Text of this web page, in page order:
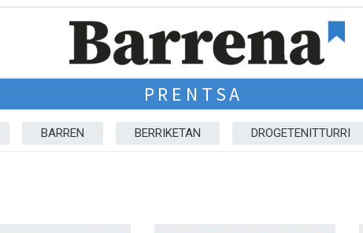
PRENTSA
BARREN BERRIKETAN DROGETENITTURRI